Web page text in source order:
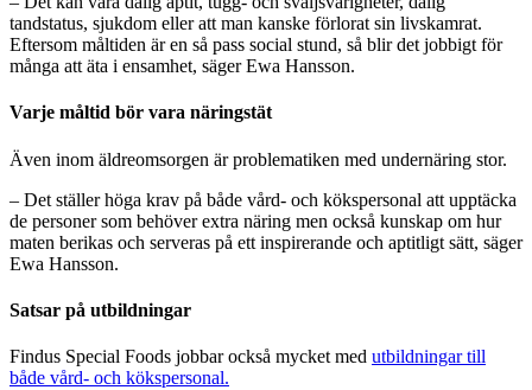
tandstatus, sjukdom eller att man kanske förlorat sin livskamrat.
Eftersom måltiden är en så pass social stund, så blir det jobbigt för
många att äta i ensamhet, säger Ewa Hansson.
Varje måltid bör vara näringstät
Även inom äldreomsorgen är problematiken med undernäring stor.
– Det ställer höga krav på både vård- och kökspersonal att upptäcka
de personer som behöver extra näring men också kunskap om hur
maten berikas och serveras på ett inspirerande och aptitligt sätt, säger
Ewa Hansson.
Satsar på utbildningar
Findus Special Foods jobbar också mycket med utbildningar till
både vård- och kökspersonal.